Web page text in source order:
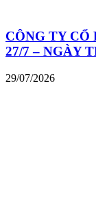
CÔNG TY
27/7 – NGÀY
29/07/2026